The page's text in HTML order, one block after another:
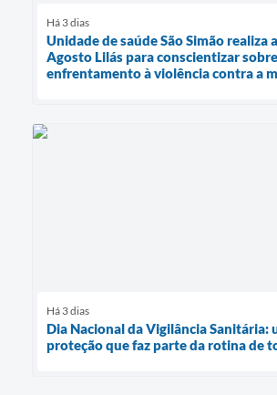
Há 3 dias
Unidade de saúde São Simão realiza
Agosto Lilás para conscientizar
enfrentamento à violência contra a
Há 3 dias
Dia Nacional da Vigilância Sanitária:
proteção que faz parte da rotina de